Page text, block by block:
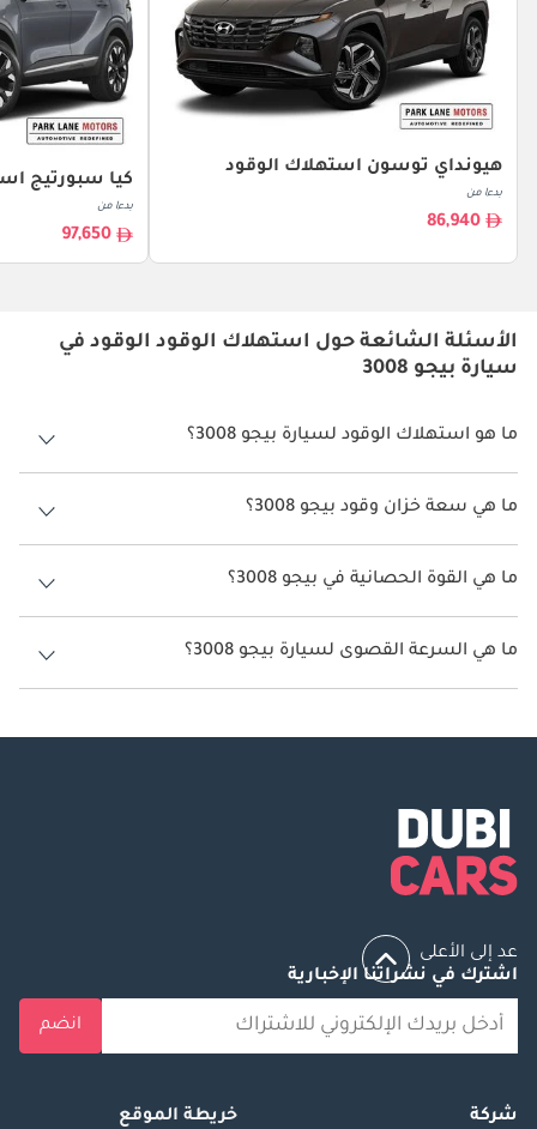
هيونداي توسون استهلاك الوقود
بدءا من
86,940
كيا سبورتيج
بدءا من
97,650
الأسئلة الشائعة حول استهلاك الوقود الوقود في
سيارة بيجو 3008
ما هو استهلاك الوقود لسيارة بيجو 3008؟
يتراوح استهلاك الوقود لسيارة بيجو 3008 بين 14 كم/ليتر - 18 كم/ليتر.
ما هي سعة خزان وقود بيجو 3008؟
سعة خزان وقود بيجو 3008 43 ليتر - 53 ليتر.
ما هي القوة الحصانية في بيجو 3008؟
تنتج بيجو 3008 قوة 181 حصان - 300 حصان.
ما هي السرعة القصوى لسيارة بيجو 3008؟
السرعة القصوى لسيارة بيجو 3008 هي 222 كم/الساعة - 240 كم/الساعة.
عد إلى الأعلى
اشترك في نشراتنا الإخبارية
انضم
شركة
خريطة الموقع